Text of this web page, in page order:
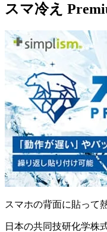
スマ冷え
スマホの背面に貼って
日本の共同技研化学株